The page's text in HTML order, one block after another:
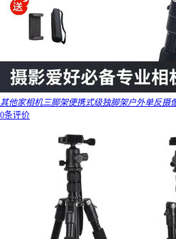
其他家相机三脚架便携式级独脚架户外单反摄
0条评价